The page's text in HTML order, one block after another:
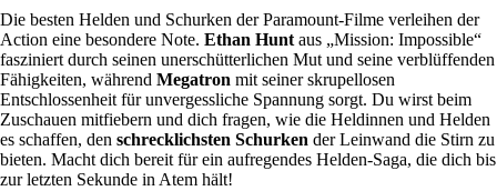
Die besten Helden und Schurken der Paramount-Filme verleihen der
Action eine besondere Note. Ethan Hunt aus „Mission: Impossible“
fasziniert durch seinen unerschütterlichen Mut und seine verblüffenden
Fähigkeiten, während Megatron mit seiner skrupellosen
Entschlossenheit für unvergessliche Spannung sorgt. Du wirst beim
Zuschauen mitfiebern und dich fragen, wie die Heldinnen und Helden
es schaffen, den schrecklichsten Schurken der Leinwand die Stirn zu
bieten. Macht dich bereit für ein aufregendes Helden-Saga, die dich bis
zur letzten Sekunde in Atem hält!